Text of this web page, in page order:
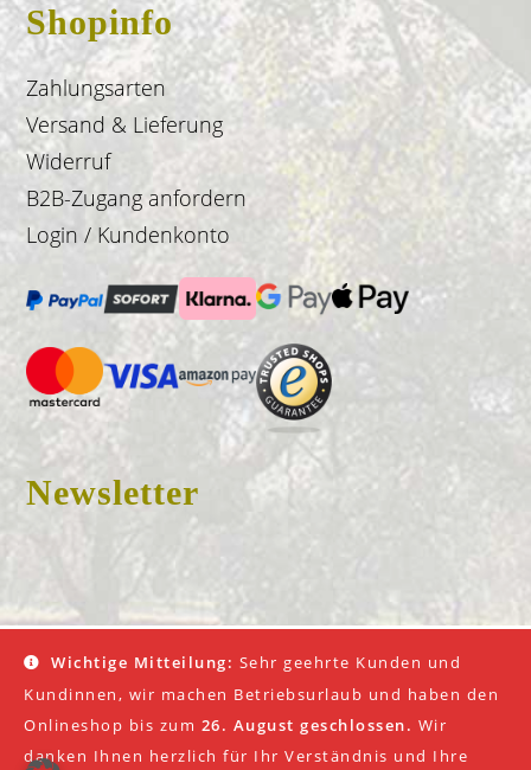
Shopinfo
Zahlungsarten
Versand & Lieferung
Widerruf
B2B-Zugang anfordern
Login / Kundenkonto
Newsletter
© 2026 Don Fredo |Impressum|AGB|Datenschutz
Wichtige Mitteilung: Sehr geehrte Kunden und
Kundinnen, wir machen Betriebsurlaub und haben den
Onlineshop bis zum 26. August geschlossen. Wir
danken Ihnen herzlich für Ihr Verständnis und Ihre